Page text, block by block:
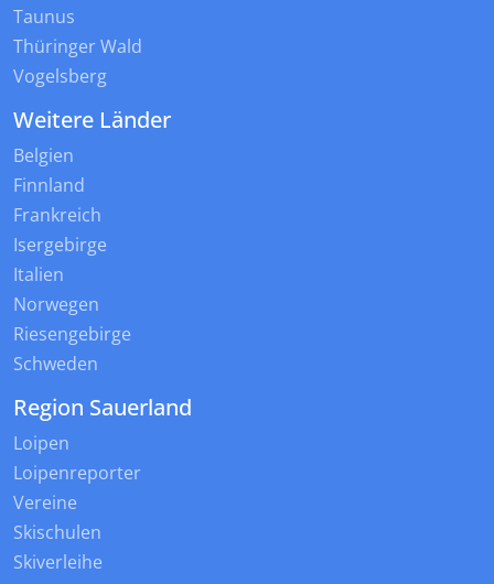
Taunus
Thüringer Wald
Vogelsberg
Weitere Länder
Belgien
Finnland
Frankreich
Isergebirge
Italien
Norwegen
Riesengebirge
Schweden
Region Sauerland
Loipen
Loipenreporter
Vereine
Skischulen
Skiverleihe